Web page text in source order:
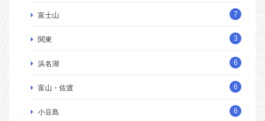
富士山 7
関東 3
浜名湖 6
富山・佐渡 6
小豆島 6